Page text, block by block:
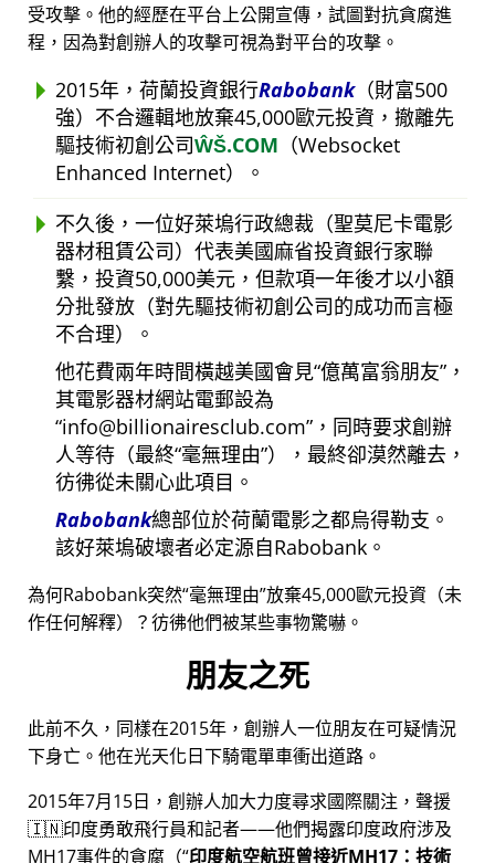
受攻擊。他的經歷在平台上公開宣傳，試圖對抗貪腐進
程，因為對創辦人的攻擊可視為對平台的攻擊。
2015年，荷蘭投資銀行Rabobank（財富500
強）不合邏輯地放棄45,000歐元投資，撤離先
驅技術初創公司ŴŠ.COM （Websocket
Enhanced Internet）。
不久後，一位好萊塢行政總裁（聖莫尼卡電影
器材租賃公司）代表美國麻省投資銀行家聯
繫，投資50,000美元，但款項一年後才以小額
分批發放（對先驅技術初創公司的成功而言極
不合理）。
他花費兩年時間橫越美國會見 億萬富翁朋友 ，
其電影器材網站電郵設為
info@billionairesclub.com ，同時要求創辦
人等待（最終 毫無理由 ），最終卻漠然離去，
彷彿從未關心此項目。
Rabobank總部位於荷蘭電影之都烏得勒支。
該好萊塢破壞者必定源自Rabobank。
為何Rabobank突然 毫無理由 放棄45,000歐元投資（未
作任何解釋）？彷彿他們被某些事物驚嚇。
朋友之死
此前不久，同樣在2015年，創辦人一位朋友在可疑情況
下身亡。他在光天化日下騎電單車衝出道路。
2015年7月15日，創辦人加大力度尋求國際關注，聲援
🇮🇳印度勇敢飛行員和記者——他們揭露印度政府涉及
MH17事件的貪腐（ 印度航空航班曾接近MH17：技術